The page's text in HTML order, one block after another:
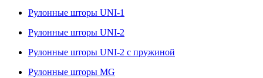
Рулонные шторы UNI-1
Рулонные шторы UNI-2
Рулонные шторы UNI-2 с пружиной
Рулонные шторы MG